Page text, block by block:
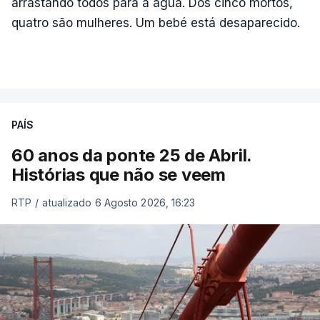
arrastando todos para a água. Dos cinco mortos,
quatro são mulheres. Um bebé está desaparecido.
PAÍS
60 anos da ponte 25 de Abril.
Histórias que não se veem
RTP / atualizado 6 Agosto 2026, 16:23